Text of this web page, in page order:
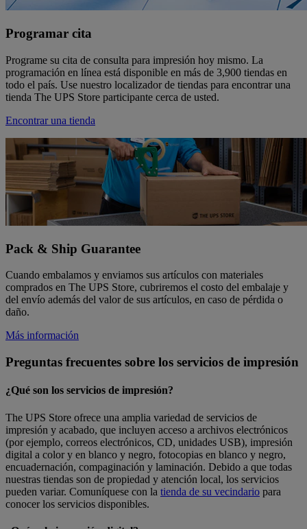
Programar cita
Programe su cita de consulta para impresión hoy mismo. La
programación en línea está disponible en más de 3,900 tiendas en
todo el país. Use nuestro localizador de tiendas para encontrar una
tienda The UPS Store participante cerca de usted.
Encontrar una tienda
Pack & Ship Guarantee
Cuando embalamos y enviamos sus artículos con materiales
comprados en The UPS Store, cubriremos el costo del embalaje y
del envío además del valor de sus artículos, en caso de pérdida o
daño.
Más información
Preguntas frecuentes sobre los servicios de impresión
¿Qué son los servicios de impresión?
The UPS Store ofrece una amplia variedad de servicios de
impresión y acabado, que incluyen acceso a archivos electrónicos
(por ejemplo, correos electrónicos, CD, unidades USB), impresión
digital a color y en blanco y negro, fotocopias en blanco y negro,
encuadernación, compaginación y laminación. Debido a que todas
nuestras tiendas son de propiedad y atención local, los servicios
pueden variar. Comuníquese con la tienda de su vecindario para
conocer los servicios disponibles.